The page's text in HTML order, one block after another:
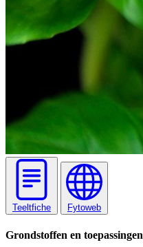
Teeltfiche Fytoweb
Grondstoffen en toepassingen